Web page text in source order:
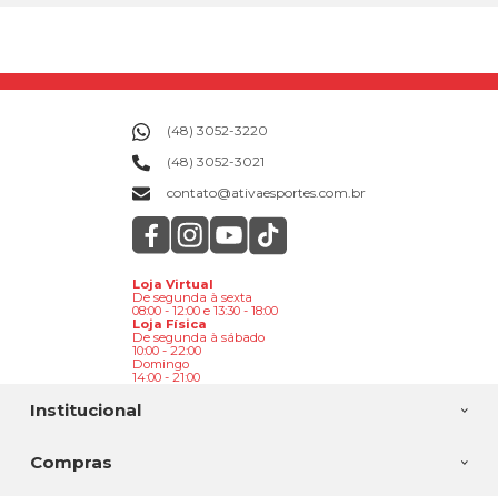
Institucional
Compras
(48) 3052-3220
(48) 3052-3021
contato@ativaesportes.com.br
Loja Virtual
De segunda à sexta
08:00 - 12:00 e 13:30 - 18:00
Loja Física
De segunda à sábado
10:00 - 22:00
Domingo
14:00 - 21:00